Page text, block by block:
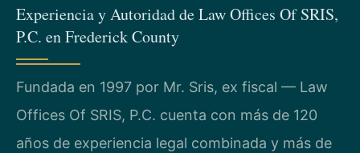
Experiencia y Autoridad de Law Offices Of SRIS,
P.C. en Frederick County
Fundada en 1997 por Mr. Sris, ex fiscal — Law
Offices Of SRIS, P.C. cuenta con más de 120
años de experiencia legal combinada y más de